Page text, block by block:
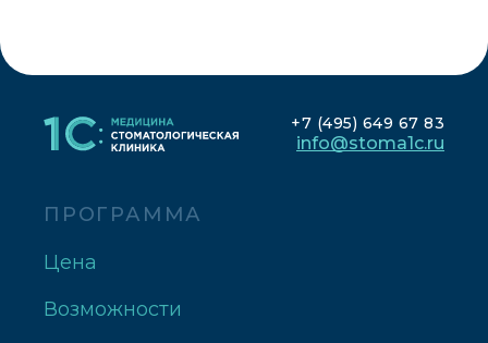
+7 (495) 649 67 83
info@stoma1c.ru
ПРОГРАММА
Цена
Возможности